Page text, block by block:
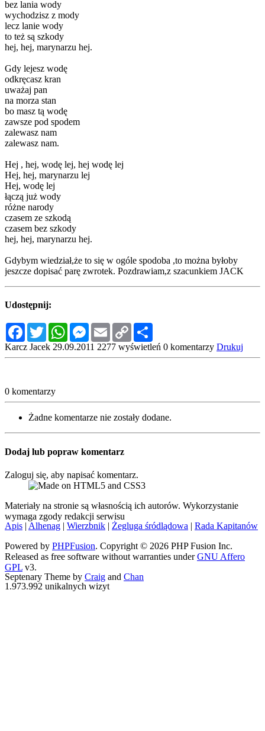
bez lania wody
wychodzisz z mody
lecz lanie wody
to też są szkody
hej, hej, marynarzu hej.
Gdy lejesz wodę
odkręcasz kran
uważaj pan
na morza stan
bo masz tą wodę
zawsze pod spodem
zalewasz nam
zalewasz nam.
Hej , hej, wodę lej, hej wodę lej
Hej, hej, marynarzu lej
Hej, wodę lej
łączą już wody
różne narody
czasem ze szkodą
czasem bez szkody
hej, hej, marynarzu hej.
Gdybym wiedział,że to się w ogóle spodoba ,to można byłoby
jeszcze dopisać parę zwrotek. Pozdrawiam,z szacunkiem JACK
Udostępnij:
Facebook
TwitterWhatsAppMessenger
Email Copy
Link
Karcz Jacek 29.09.2011 2277 wyświetleń 0 komentarzy Drukuj
0 komentarzy
Żadne komentarze nie zostały dodane.
Dodaj lub popraw komentarz
Zaloguj się, aby napisać komentarz.
Materiały na stronie są własnością ich autorów. Wykorzystanie
wymaga zgody redakcji serwisu
Apis | Alhenag | Wierzbnik | Żegluga śródlądowa | Rada Kapitanów
Powered by PHPFusion. Copyright © 2026 PHP Fusion Inc.
Released as free software without warranties underGNU Affero
GPL v3.
Septenary Theme by Craig and Chan
1.973.992 unikalnych wizyt